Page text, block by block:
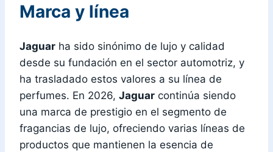
Marca y línea
Jaguar ha sido sinónimo de lujo y calidad
desde su fundación en el sector automotriz, y
ha trasladado estos valores a su línea de
perfumes. En 2026, Jaguar continúa siendo
una marca de prestigio en el segmento de
fragancias de lujo, ofreciendo varias líneas de
productos que mantienen la esencia de